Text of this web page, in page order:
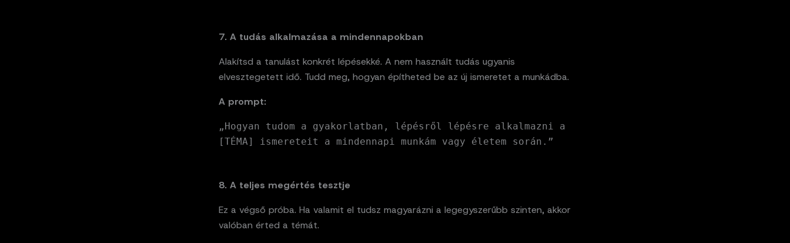
7. A tudás alkalmazása a mindennapokban
Alakítsd a tanulást konkrét lépésekké. A nem használt tudás ugyanis
elvesztegetett idő. Tudd meg, hogyan építheted be az új ismeretet a munkádba.
A prompt:
„Hogyan tudom a gyakorlatban, lépésről lépésre alkalmazni a
[TÉMA] ismereteit a mindennapi munkám vagy életem során.”
8. A teljes megértés tesztje
Ez a végső próba. Ha valamit el tudsz magyarázni a legegyszerűbb szinten, akkor
valóban érted a témát.